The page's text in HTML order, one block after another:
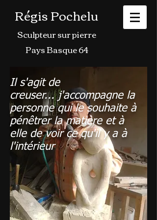
Régis Pochelu
Sculpteur sur pierre
Pays Basque 64
Il s'agit de
creuser... j'accompagne la
personne qui le souhaite à
pénêtrer la matière et à
elle de voir ce qu'il y a à
l'intérieur